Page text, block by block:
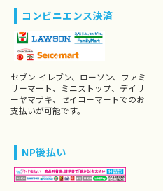
コンビニエンス決済
セブン-イレブン、ローソン、ファミ
リーマート、ミニストップ、デイリ
ーヤマザキ、セイコーマートでのお
支払いが可能です。
NP後払い